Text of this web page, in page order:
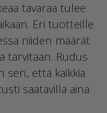
tavaraa tulee
Eri tuotteille
niiden määrät
tarvitaan. Rudus
että kaikkia
saatavilla aina